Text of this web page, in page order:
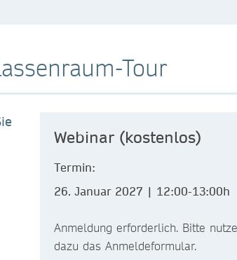
Tour
Webinar (kostenlos)
Termin:
26. Januar 2027 | 12:00-13:00h
Anmeldung erforderlich. Bitte
dazu das Anmeldeformular.